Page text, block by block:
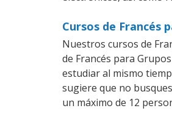
Cursos de Francés
Nuestros cursos de
de Francés para
estudiar al mismo
sugiere que no
un máximo de 12